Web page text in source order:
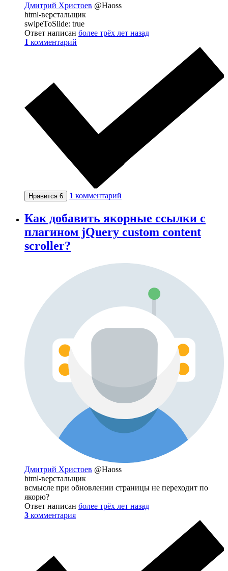
Дмитрий Христоев @Haoss
html-верстальщик
swipeToSlide: true
Ответ написан более трёх лет назад
1 комментарий
Нравится 6 1 комментарий
Как добавить якорные ссылки с
плагином jQuery custom content
scroller?
Дмитрий Христоев @Haoss
html-верстальщик
всмысле при обновлении страницы не переходит по
якорю?
Ответ написан более трёх лет назад
3 комментария